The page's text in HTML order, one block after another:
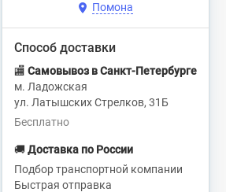
Помона
Способ доставки
🏬 Самовывоз в Санкт-Петербурге
м. Ладожская
ул. Латышских Стрелков, 31Б
Бесплатно
🚚 Доставка по России
Подбор транспортной компании
Быстрая отправка